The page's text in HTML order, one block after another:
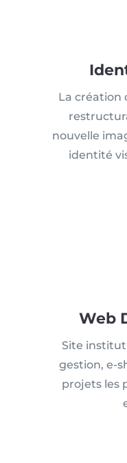
La création
nouvelle
identité
Web
Site
gestion, e-
projets les